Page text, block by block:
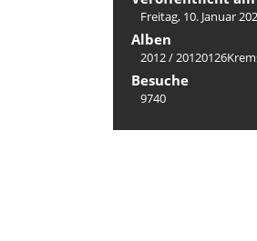
Freitag, 10. Januar
Alben
2012/
Besuche
9740